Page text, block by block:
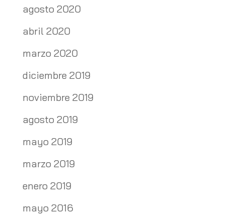
agosto 2020
abril 2020
marzo 2020
diciembre 2019
noviembre 2019
agosto 2019
mayo 2019
marzo 2019
enero 2019
mayo 2016